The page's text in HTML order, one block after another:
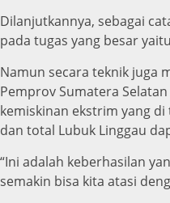
Dilanjutkannya, sebagai
pada tugas yang besar
Namun secara teknik juga
Pemprov Sumatera
kemiskinan ekstrim yang
dan total Lubuk Linggau
“Ini adalah keberhasilan
semakin bisa kita atasi